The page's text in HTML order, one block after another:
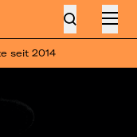
seit 2014